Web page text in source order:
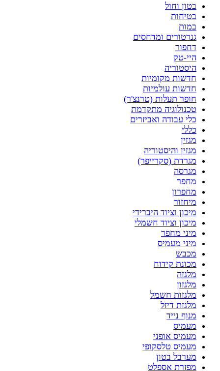
בטון וחול
בטיחות
במות
גנרטורים ומדחסים
דחפור
היי-טק
היסטוריה
חדשות מקומיות
חדשות עולמיות
חופר תעלות (טרנצ'ר)
טכנולוגיה מתקדמת
כלי עבודה ואביזרים
כללי
מגזין
מגזין והיסטוריה
מגרדת (סקרייפר)
מגרסה
מחפר
מחפרון
מיחזור
מיכון וציוד היברידי
מיכון וציוד חשמלי
מיני מחפר
מיני מעמיס
מכבש
מכונת קידוח
מלגזה
מלגזון
מלגזות חשמל
מלגזת דיזל
מנוף נייד
מעמיס
מעמיס אופני
מעמיס טלסקופי
מערבל בטון
מפזרת אספלט